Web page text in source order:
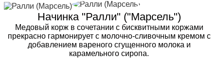
Начинка "Ралли" ("Марсель")
Медовый корж в сочетании с бисквитными коржами
прекрасно гармонирует с молочно-сливочным кремом с
добавлением вареного сгущенного молока и
карамельного сиропа.